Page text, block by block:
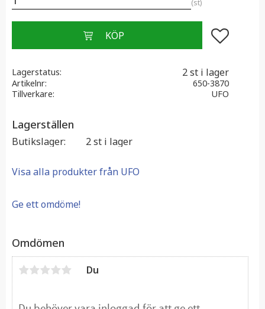
st
Lägg till i
Lagerstatus 2 st i lager
Artikelnr
650-3870
Tillverkare
UFO
Lagerställen
Butikslager 2 st i lager
Visa alla produkter från UFO
Ge ett omdöme!
Omdömen
Du